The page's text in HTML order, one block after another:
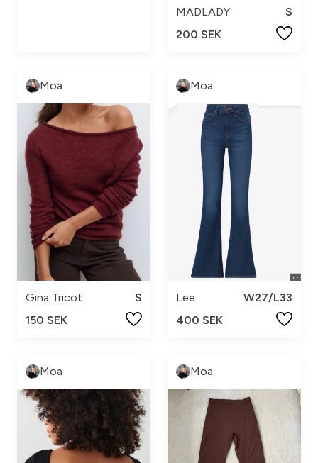
MADLADY
S
200 SEK
Moa
Gina Tricot
S
150 SEK
Moa
Lee
W27/L33
400 SEK
Moa Moa